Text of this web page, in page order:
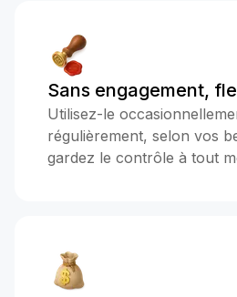
Sans engagement,
Utilisez-le
régulièrement, selon vos
gardez le contrôle à tout